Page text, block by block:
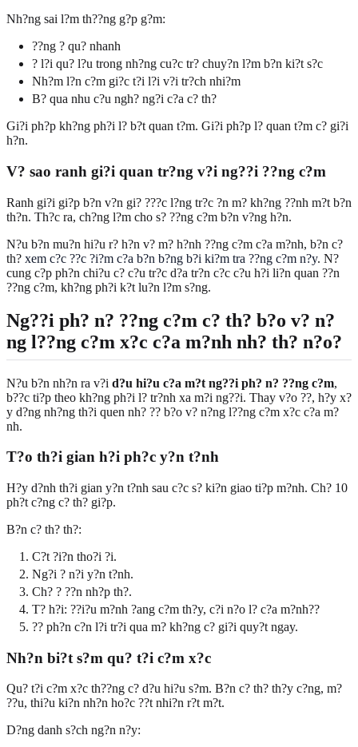
Nh?ng sai l?m th??ng g?p g?m:
??ng ? qu? nhanh
? l?i qu? l?u trong nh?ng cu?c tr? chuy?n l?m b?n ki?t s?c
Nh?m l?n c?m gi?c t?i l?i v?i tr?ch nhi?m
B? qua nhu c?u ngh? ng?i c?a c? th?
Gi?i ph?p kh?ng ph?i l? b?t quan t?m. Gi?i ph?p l? quan t?m c? gi?i
h?n.
V? sao ranh gi?i quan tr?ng v?i ng??i ??ng c?m
Ranh gi?i gi?p b?n v?n gi? ???c l?ng tr?c ?n m? kh?ng ??nh m?t b?n
th?n. Th?c ra, ch?ng l?m cho s? ??ng c?m b?n v?ng h?n.
N?u b?n mu?n hi?u r? h?n v? m? h?nh ??ng c?m c?a m?nh, b?n c?
th? xem c?c ??c ?i?m c?a b?n b?ng b?i ki?m tra ??ng c?m n?y. N?
cung c?p ph?n chi?u c? c?u tr?c d?a tr?n c?c c?u h?i li?n quan ??n
??ng c?m, kh?ng ph?i k?t lu?n l?m s?ng.
Ng??i ph? n? ??ng c?m c? th? b?o v? n?
ng l??ng c?m x?c c?a m?nh nh? th? n?o?
N?u b?n nh?n ra v?i d?u hi?u c?a m?t ng??i ph? n? ??ng c?m,
b??c ti?p theo kh?ng ph?i l? tr?nh xa m?i ng??i. Thay v?o ??, h?y x?
y d?ng nh?ng th?i quen nh? ?? b?o v? n?ng l??ng c?m x?c c?a m?
nh.
T?o th?i gian h?i ph?c y?n t?nh
H?y d?nh th?i gian y?n t?nh sau c?c s? ki?n giao ti?p m?nh. Ch? 10
ph?t c?ng c? th? gi?p.
B?n c? th? th?:
C?t ?i?n tho?i ?i.
Ng?i ? n?i y?n t?nh.
Ch? ? ??n nh?p th?.
T? h?i: ??i?u m?nh ?ang c?m th?y, c?i n?o l? c?a m?nh??
?? ph?n c?n l?i tr?i qua m? kh?ng c? gi?i quy?t ngay.
Nh?n bi?t s?m qu? t?i c?m x?c
Qu? t?i c?m x?c th??ng c? d?u hi?u s?m. B?n c? th? th?y c?ng, m?
??u, thi?u ki?n nh?n ho?c ??t nhi?n r?t m?t.
D?ng danh s?ch ng?n n?y: